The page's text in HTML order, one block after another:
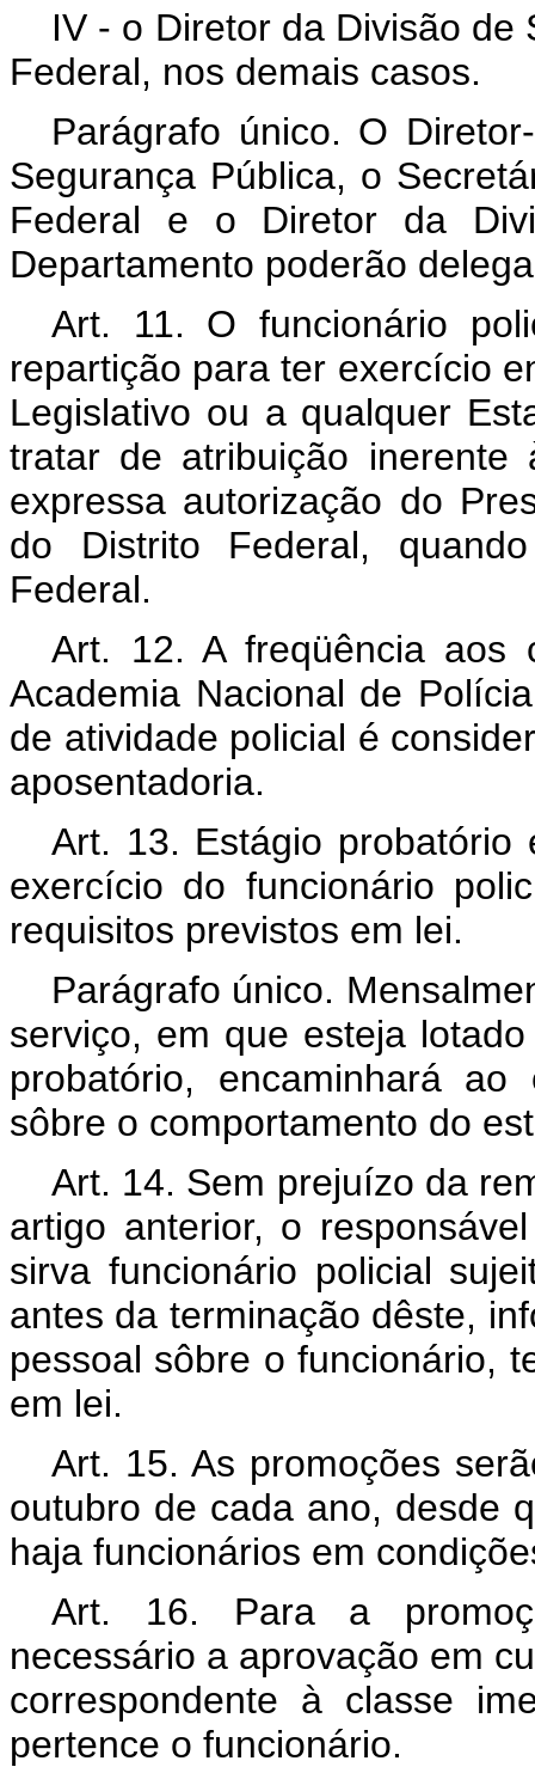
IV - o Diretor da Divisão
Federal, nos demais casos.
Parágrafo único. O
Segurança Pública, o
Federal e o Diretor da
Departamento poderão
Art. 11. O funcionário
repartição para ter exercício
Legislativo ou a qualquer
tratar de atribuição
expressa autorização do
do Distrito Federal,
Federal.
Art. 12. A freqüência aos
Academia Nacional de
de atividade policial é
aposentadoria.
Art. 13. Estágio
exercício do funcionário
requisitos previstos em lei.
Parágrafo único.
serviço, em que esteja
probatório, encaminhará
sôbre o comportamento do
Art. 14. Sem prejuízo da
artigo anterior, o
sirva funcionário policial
antes da terminação dêste,
pessoal sôbre o funcionário,
em lei.
Art. 15. As promoções
outubro de cada ano, desde
haja funcionários em
Art. 16. Para a
necessário a aprovação em
correspondente à classe
pertence o funcionário.